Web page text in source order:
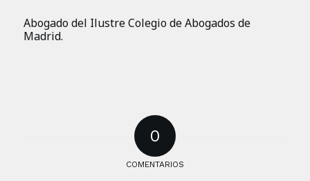
Abogado del Ilustre Colegio de Abogados de
Madrid.
0
COMENTARIOS